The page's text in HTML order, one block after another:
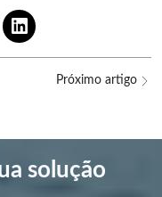
Próximo artigo
solução